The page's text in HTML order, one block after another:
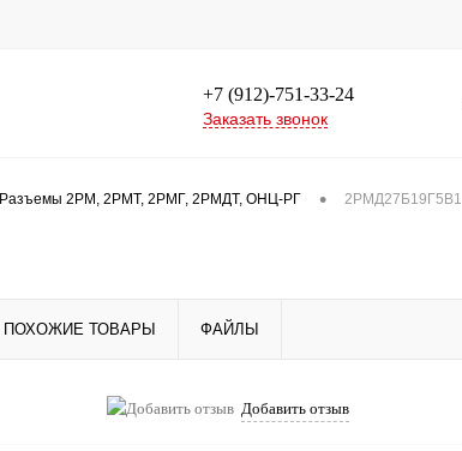
+7 (912)-751-33-24
Заказать звонок
Разъемы 2РМ, 2РМТ, 2РМГ, 2РМДТ, ОНЦ-РГ • 2РМД27Б19Г5В1
ПОХОЖИЕ ТОВАРЫ ФАЙЛЫ
Добавить отзыв